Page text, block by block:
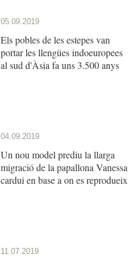
05.09.2019
Els pobles de les estepes van
portar les llengües indoeuropees
al sud d'Àsia fa uns 3.500 anys
04.09.2019
Un nou model prediu la llarga
migració de la papallona Vanessa
cardui en base a on es reprodueix
11.07.2019